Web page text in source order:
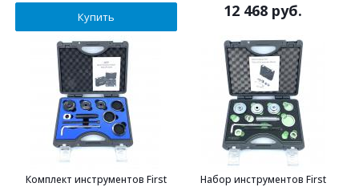
Купить 12 468 руб.
Комплект инструментов First
Набор инструментов First